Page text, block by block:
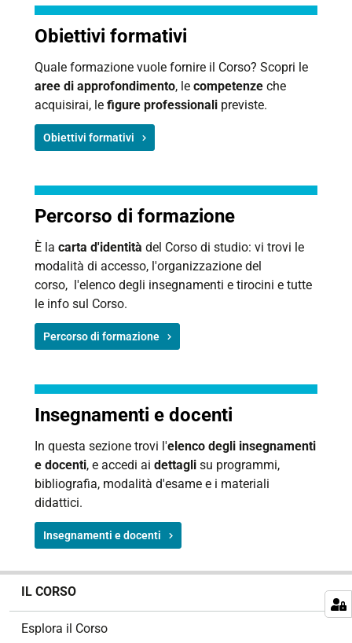
Obiettivi formativi
Quale formazione vuole fornire il Corso? Scopri le
aree di approfondimento, le competenze che
acquisirai, le figure professionali previste.
Obiettivi formativi
Percorso di formazione
È la carta d'identità del Corso di studio: vi trovi le
modalità di accesso, l'organizzazione del
corso, l'elenco degli insegnamenti e tirocini e tutte
le info sul Corso.
Percorso di formazione
Insegnamenti e docenti
In questa sezione trovi l'elenco degli insegnamenti
e docenti, e accedi ai dettagli su programmi,
bibliografia, modalità d'esame e i materiali
didattici.
Insegnamenti e docenti
IL CORSO
Esplora il Corso